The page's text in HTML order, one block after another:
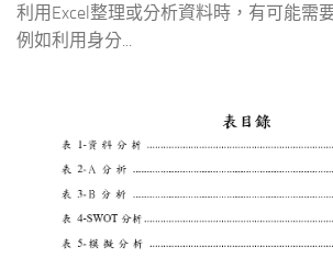
利用Excel整理或分析資料時，有可能需
例如利用身分...